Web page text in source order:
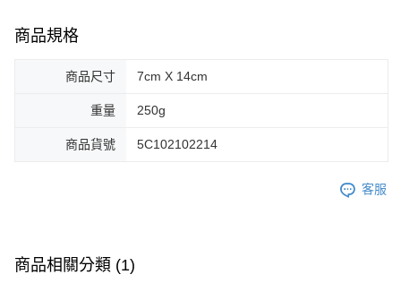
商品規格
商品尺寸 7cm X 14cm
重量 250g
商品貨號 5C102102214
客服
商品相關分類 (1)